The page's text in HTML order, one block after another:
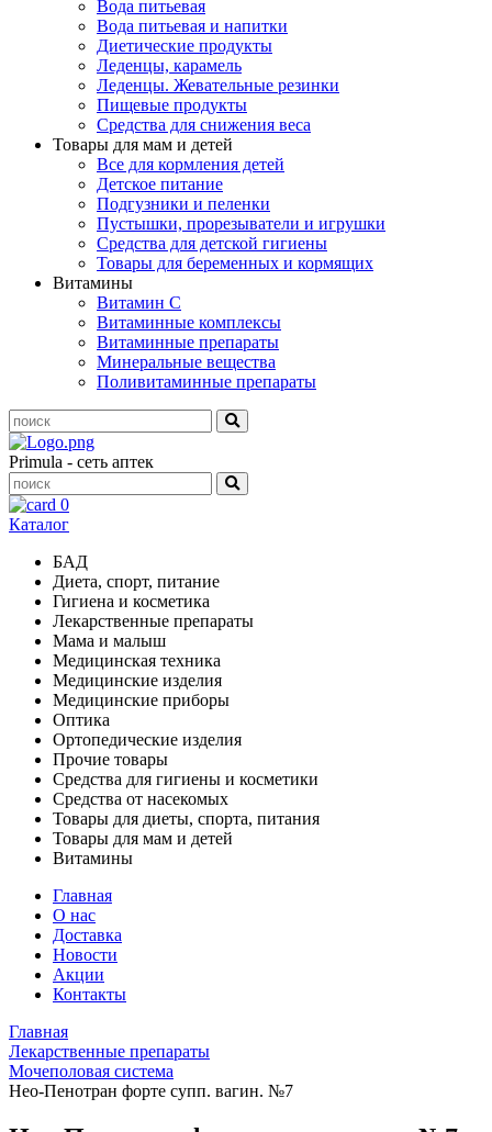
Вода питьевая
Вода питьевая и напитки
Диетические продукты
Леденцы, карамель
Леденцы. Жевательные резинки
Пищевые продукты
Средства для снижения веса
Товары для мам и детей
Все для кормления детей
Детское питание
Подгузники и пеленки
Пустышки, прорезыватели и игрушки
Средства для детской гигиены
Товары для беременных и кормящих
Витамины
Витамин С
Витаминные комплексы
Витаминные препараты
Минеральные вещества
Поливитаминные препараты
Primula - сеть аптек
0
Каталог
БАД
Диета, спорт, питание
Гигиена и косметика
Лекарственные препараты
Мама и малыш
Медицинская техника
Медицинские изделия
Медицинские приборы
Оптика
Ортопедические изделия
Прочие товары
Средства для гигиены и косметики
Средства от насекомых
Товары для диеты, спорта, питания
Товары для мам и детей
Витамины
Главная
О нас
Доставка
Новости
Акции
Контакты
Главная
Лекарственные препараты
Мочеполовая система
Нео-Пенотран форте супп. вагин. №7